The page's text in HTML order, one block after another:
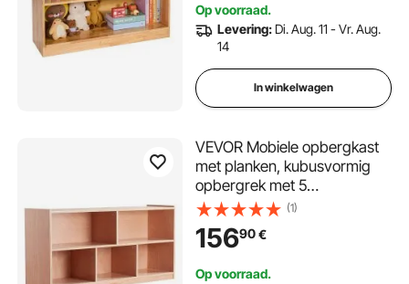
Op voorraad.
Levering: Di. Aug. 11 - Vr. Aug.
14
In winkelwagen
VEVOR Mobiele opbergkast
met planken, kubusvormig
opbergrek met 5
compartimenten, opbergkast
met 2 planken, klasmeubilair
voor thuis, kinderopvang,
(1)
15690€
Op voorraad.